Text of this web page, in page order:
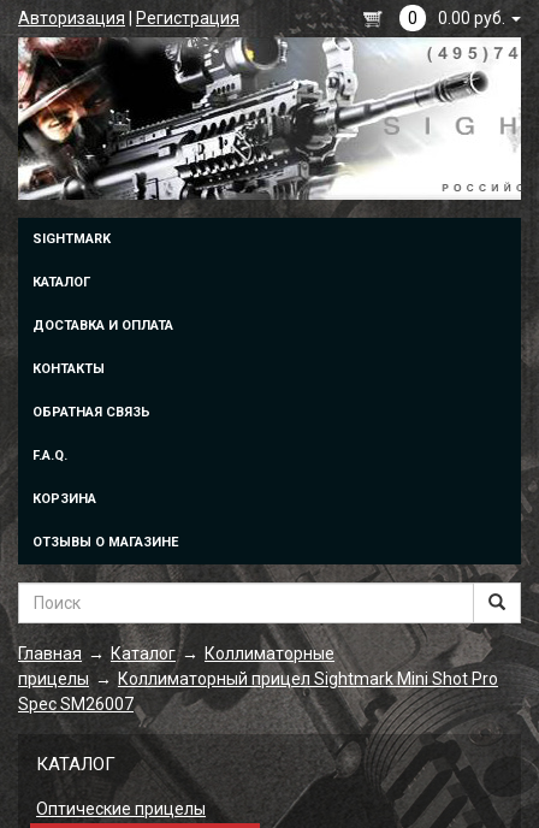
Авторизация Регистрация 0 0.00 руб.
SIGHTMARK
КАТАЛОГ
ДОСТАВКА И ОПЛАТА
КОНТАКТЫ
ОБРАТНАЯ СВЯЗЬ
F.A.Q.
КОРЗИНА
ОТЗЫВЫ О МАГАЗИНЕ
Главная → Каталог →
Коллиматорные
прицелы →
Коллиматорный прицел Sightmark Mini Shot Pro
Spec SM26007
КАТАЛОГ
Оптические прицелы